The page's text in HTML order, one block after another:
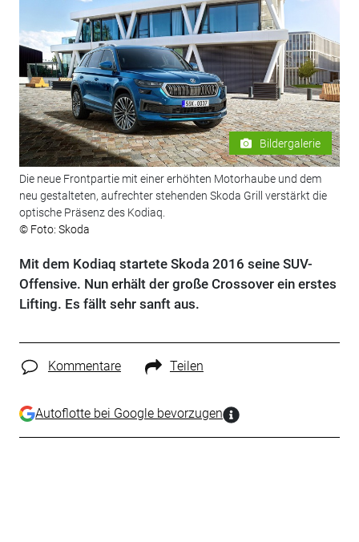
Bildergalerie
Die neue Frontpartie mit einer erhöhten Motorhaube und dem
neu gestalteten, aufrechter stehenden Skoda Grill verstärkt die
optische Präsenz des Kodiaq.
© Foto: Skoda
Mit dem Kodiaq startete Skoda 2016 seine SUV-
Offensive. Nun erhält der große Crossover ein erstes
Lifting. Es fällt sehr sanft aus.
Kommentare Teilen
Autoflotte bei Google bevorzugen